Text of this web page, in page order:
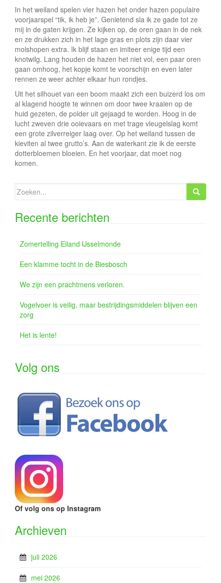
In het weiland spelen vier hazen het onder hazen populaire
voorjaarspel “tik, ik heb je”. Genietend sla ik ze gade tot ze
mij in de gaten krijgen. Ze kijken op, de oren gaan in de nek
en ze drukken zich in het lage gras en plots zijn daar vier
molshopen extra. Ik blijf staan en imiteer enige tijd een
knotwilg. Lang houden de hazen het niet vol, een paar oren
gaan omhoog, het kopje komt te voorschijn en even later
rennen ze weer achter elkaar hun rondjes.
Uit het silhouet van een boom maakt zich een buizerd los om
al klagend hoogte te winnen om door twee kraaien op de
huid gezeten, de polder uit gejaagd te worden. Hoog in de
lucht zweven drie ooievaars en met trage vleugelslag komt
een grote zilverreiger laag over. Op het weiland tussen de
kieviten al twee grutto’s. Aan de waterkant zie ik de eerste
dotterbloemen bloeien. En het voorjaar, dat moet nog
komen.
Zoeken
naar:
Recente berichten
Zomertelling Eiland IJsselmonde
Een klamme tocht in de Biesbosch
We zijn een prachtmens verloren.
Vogelvoer is veilig, maar bestrijdingsmiddelen blijven een
zorg
Het is lente!
Volg ons
Of volg ons op Instagram
Archieven
juli 2026
mei 2026